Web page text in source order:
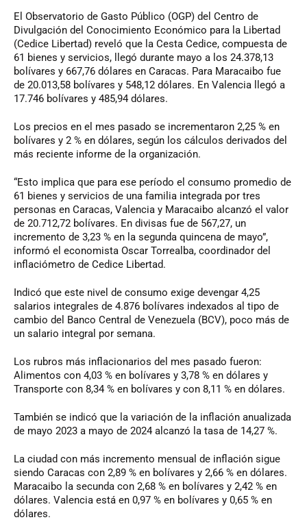
El Observatorio de Gasto Público (OGP) del Centro de
Divulgación del Conocimiento Económico para la Libertad
(Cedice Libertad) reveló que la Cesta Cedice, compuesta de
61 bienes y servicios, llegó durante mayo a los 24.378,13
bolívares y 667,76 dólares en Caracas. Para Maracaibo fue
de 20.013,58 bolívares y 548,12 dólares. En Valencia llegó a
17.746 bolívares y 485,94 dólares.
Los precios en el mes pasado se incrementaron 2,25 % en
bolívares y 2 % en dólares, según los cálculos derivados del
más reciente informe de la organización.
“Esto implica que para ese período el consumo promedio de
61 bienes y servicios de una familia integrada por tres
personas en Caracas, Valencia y Maracaibo alcanzó el valor
de 20.712,72 bolívares. En divisas fue de 567,27, un
incremento de 3,23 % en la segunda quincena de mayo”,
informó el economista Oscar Torrealba, coordinador del
inflaciómetro de Cedice Libertad.
Indicó que este nivel de consumo exige devengar 4,25
salarios integrales de 4.876 bolívares indexados al tipo de
cambio del Banco Central de Venezuela (BCV), poco más de
un salario integral por semana.
Los rubros más inflacionarios del mes pasado fueron:
Alimentos con 4,03 % en bolívares y 3,78 % en dólares y
Transporte con 8,34 % en bolívares y con 8,11 % en dólares.
También se indicó que la variación de la inflación anualizada
de mayo 2023 a mayo de 2024 alcanzó la tasa de 14,27 %.
La ciudad con más incremento mensual de inflación sigue
siendo Caracas con 2,89 % en bolívares y 2,66 % en dólares.
Maracaibo la secunda con 2,68 % en bolívares y 2,42 % en
dólares. Valencia está en 0,97 % en bolívares y 0,65 % en
dólares.